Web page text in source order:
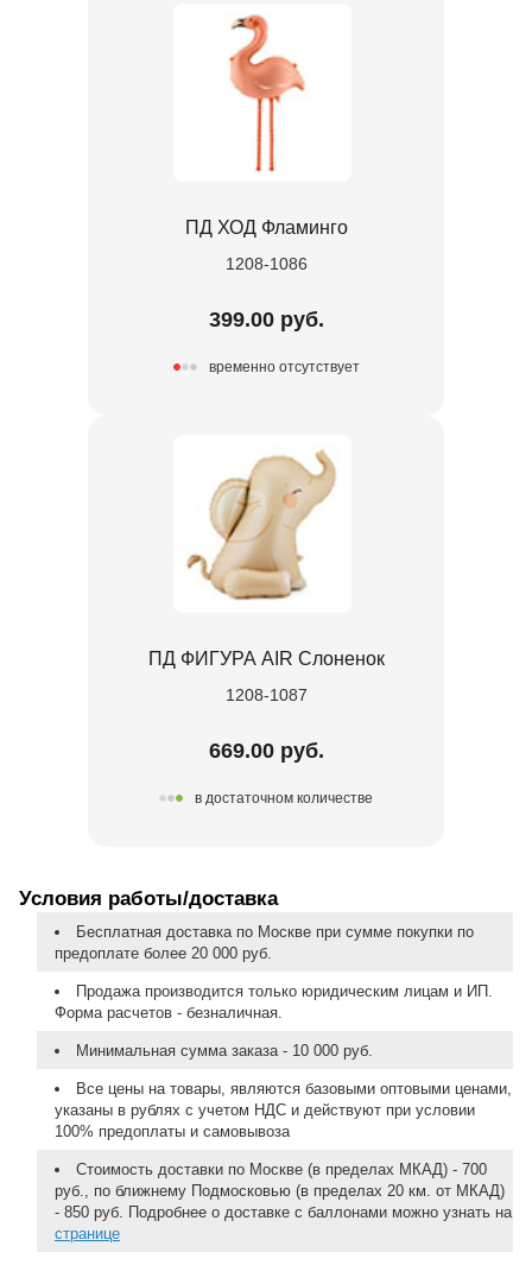
ПД ХОД Фламинго
1208-1086
399.00 руб.
временно отсутствует
ПД ФИГУРА AIR Слоненок
1208-1087
669.00 руб.
в достаточном количестве
Условия работы/доставка
Бесплатная доставка по Москве при сумме покупки по
предоплате более 20 000 руб.
Продажа производится только юридическим лицам и ИП.
Форма расчетов - безналичная.
Минимальная сумма заказа - 10 000 руб.
Все цены на товары, являются базовыми оптовыми ценами,
указаны в рублях с учетом НДС и действуют при условии
100% предоплаты и самовывоза
Стоимость доставки по Москве (в пределах МКАД) - 700
руб., по ближнему Подмосковью (в пределах 20 км. от МКАД)
- 850 руб. Подробнее о доставке с баллонами можно узнать на
странице